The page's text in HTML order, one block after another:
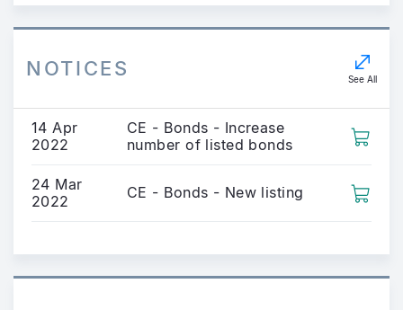
NOTICES See All
14 Apr
2022
CE - Bonds - Increase
number of listed bonds
24 Mar
2022
CE - Bonds - New listing